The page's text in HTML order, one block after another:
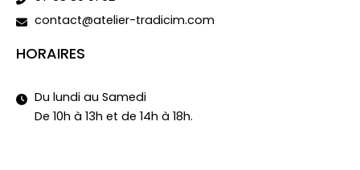
contact@atelier-tradicim.com
HORAIRES
Du lundi au Samedi
De 10h à 13h et de 14h à 18h.